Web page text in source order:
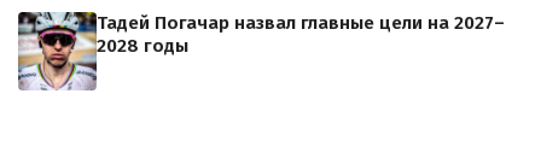
Тадей Погачар назвал главные цели на 2027–
2028 годы